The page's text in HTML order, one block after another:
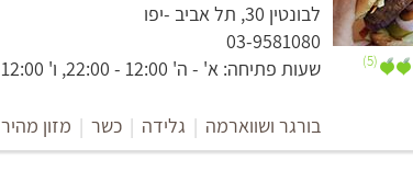
(5)
לבונטין 30, תל אביב -יפו
03-9581080
שעות פתיחה: א' - ה' 12:00 - 22:00, ו' 12:00 - 16:00, ש' סגור
בורגר ושווארמה | גלידה | כשר | מזון מהיר